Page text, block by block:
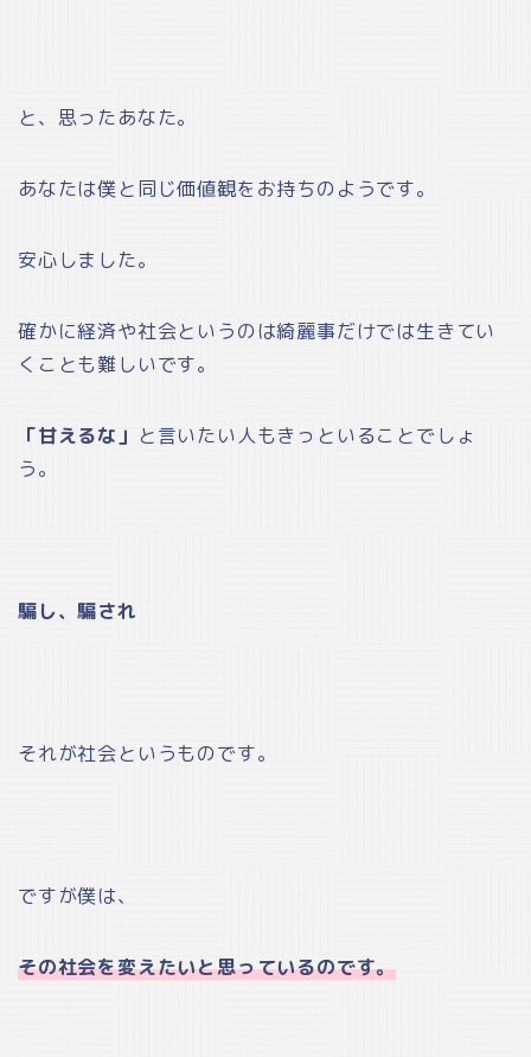
と、思ったあなた。
あなたは僕と同じ価値観をお持ちのようです。
安心しました。
確かに経済や社会というのは綺麗事だけでは生きてい
くことも難しいです。
「甘えるな」 と言いたい人もきっといることでしょ
う。
騙し、騙され
それが社会というものです。
ですが僕は、
その社会を変えたいと思っているのです。